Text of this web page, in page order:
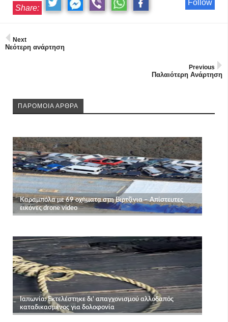
Follow
Share:
Next
Νεότερη ανάρτηση
Previous
Παλαιότερη Ανάρτηση
ΠΑΡΟΜΟΙΑ ΑΡΘΡΑ